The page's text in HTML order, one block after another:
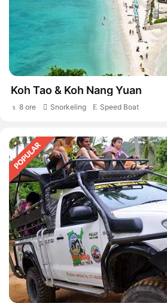
Koh Tao & Koh Nang Yuan
8 ore Snorkeling Speed Boat